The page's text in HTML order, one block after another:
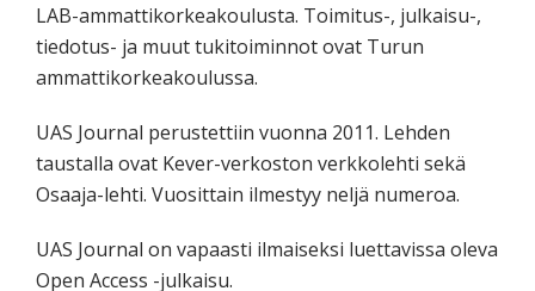
LAB-ammattikorkeakoulusta. Toimitus-, julkaisu-,
tiedotus- ja muut tukitoiminnot ovat Turun
ammattikorkeakoulussa.
UAS Journal perustettiin vuonna 2011. Lehden
taustalla ovat Kever-verkoston verkkolehti sekä
Osaaja-lehti. Vuosittain ilmestyy neljä numeroa.
UAS Journal on vapaasti ilmaiseksi luettavissa oleva
Open Access -julkaisu.